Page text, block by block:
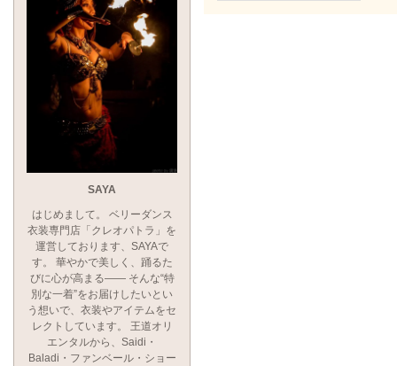
SAYA
はじめまして。 ベリーダンス
衣装専門店「クレオパトラ」を
運営しております、SAYAで
す。 華やかで美しく、踊るた
びに心が高まる―― そんな“特
別な一着”をお届けしたいとい
う想いで、衣装やアイテムをセ
レクトしています。 王道オリ
エンタルから、Saidi・
Baladi・ファンベール・ショー